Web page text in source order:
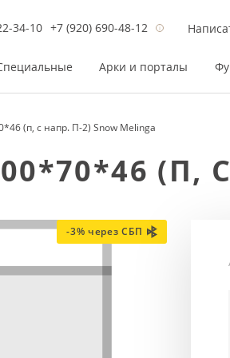
34-10 +7 (920) 690-48-12
до 26 200 Р
от 42 000Р
до 17 800 Р
от 33 300Р
Арки и порталы
(п, с напр. П-2) Snow Melinga
(П, С
-3% через СБП